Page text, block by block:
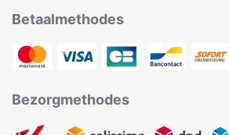
Betaalmethodes
Bezorgmethodes